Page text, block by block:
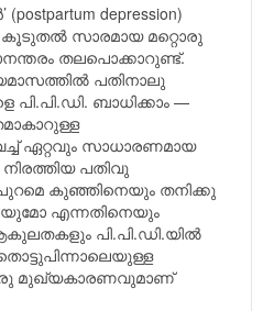
depression)
കൂടുതല്‍ സാരമായ മറ്റൊരു
തലപൊക്കാറുണ്ട്.
പതിനാലു
പി.പി.ഡി. ബാധിക്കാം —
ഏറ്റവും സാധാരണമായ
പതിവു
കുഞ്ഞിനെയും തനിക്കു
എന്നതിനെയും
പി.പി.ഡി.യില്‍
മുഖ്യകാരണവുമാണ്